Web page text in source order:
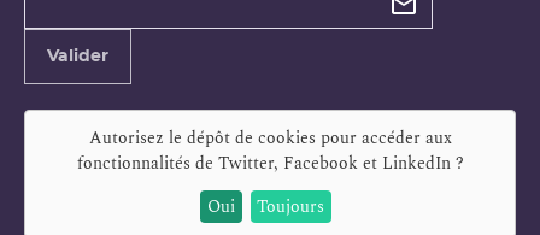
Valider
Autorisez le dépôt de cookies pour accéder aux
fonctionnalités de Twitter, Facebook et LinkedIn?
Oui
Toujours